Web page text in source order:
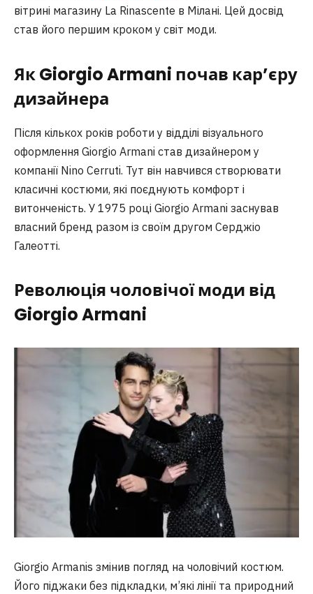
вітрині магазину La Rinascente в Мілані. Цей досвід
став його першим кроком у світ моди.
Як Giorgio Armani почав кар’єру
дизайнера
Після кількох років роботи у відділі візуального
оформлення Giorgio Armani став дизайнером у
компанії Nino Cerruti. Тут він навчився створювати
класичні костюми, які поєднують комфорт і
витонченість. У 1975 році Giorgio Armani заснував
власний бренд разом із своїм другом Серджіо
Галеотті.
Революція чоловічої моди від
Giorgio Armani
Giorgio Armanis змінив погляд на чоловічий костюм.
Його піджаки без підкладки, м’які лінії та природний